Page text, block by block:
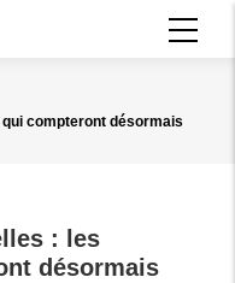
compteront désormais
: les
désormais